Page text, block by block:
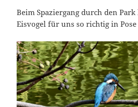
Beim Spaziergang durch den
Eisvogel für uns so richtig in